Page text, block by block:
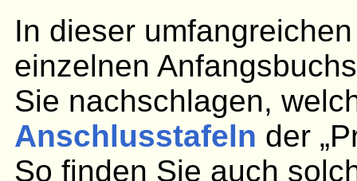
In dieser
einzelnen
Sie nachschlagen,
Anschlusstafeln der
So finden Sie auch